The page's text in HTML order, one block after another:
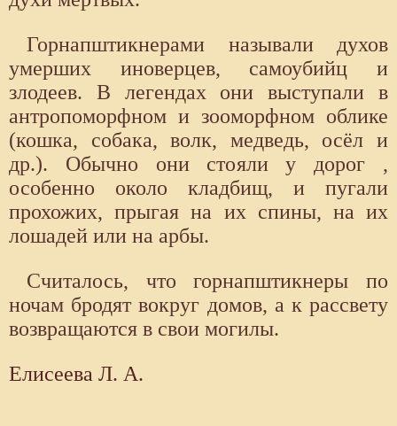
Горнапштикнерами называли духов
умерших иноверцев, самоубийц и
злодеев. В легендах они выступали в
антропоморфном и зооморфном облике
(кошка, собака, волк, медведь, осёл и
др.). Обычно они стояли у дорог ,
особенно около кладбищ, и пугали
прохожих, прыгая на их спины, на их
лошадей или на арбы.
Считалось, что горнапштикнеры по
ночам бродят вокруг домов, а к рассвету
возвращаются в свои могилы.
Елисеева Л. А.